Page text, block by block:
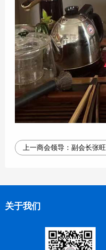
上一商会领导： 副会长张旺
关于我们